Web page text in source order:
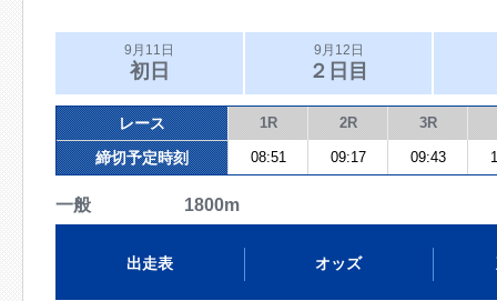
9月11日
初日
9月12日
２日目
レース 1R 2R 3R
締切予定時刻 08:51 09:17 09:43
一般 1800m
出走表 オッズ